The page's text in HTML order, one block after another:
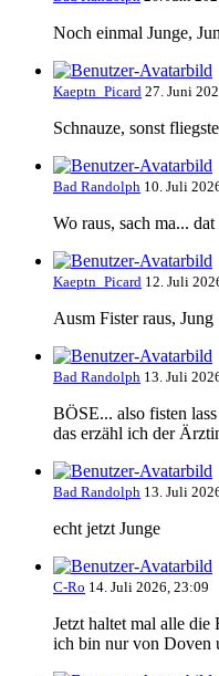
Noch einmal Junge,
Kaeptn_Picard 27. Juni
Schnauze, sonst
Bad Randolph 10. Juli
Wo raus, sach ma...
Kaeptn_Picard 12. Juli
Ausm Fister raus, Jung
Bad Randolph 13. Juli
BÖSE... also fisten
das erzähl ich der
Bad Randolph 13. Juli
echt jetzt Junge
C-Ro 14. Juli 2026, 23:09
Jetzt haltet mal alle die
ich bin nur von Doven